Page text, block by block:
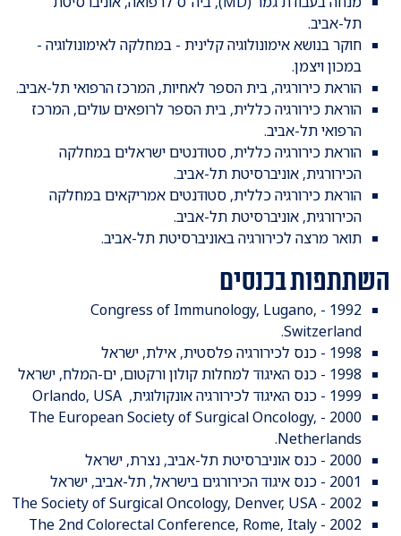
תל-אביב.
חוקר בנושא אימונולוגיה קלינית - במחלקה לאימונולוגיה -
במכון ויצמן.
הוראת כירורגיה, בית הספר לאחיות, המרכז הרפואי תל-אביב.
הוראת כירורגיה כללית, בית הספר לרופאים עולים, המרכז
הרפואי תל-אביב.
הוראת כירורגיה כללית, סטודנטים ישראלים במחלקה
הכירורגית, אוניברסיטת תל-אביב.
הוראת כירורגיה כללית, סטודנטים אמריקאים במחלקה
הכירורגית, אוניברסיטת תל-אביב.
תואר מרצה לכירורגיה באוניברסיטת תל-אביב.
השתתפות בכנסים
1992 - Congress of Immunology, Lugano,
Switzerland.
1998 - כנס לכירורגיה פלסטית, אילת, ישראל
1998 - כנס האיגוד למחלות קולון ורקטום, ים-המלח, ישראל
1999 - כנס האיגוד לכירורגיה אונקולוגית, Orlando, USA
2000 - The European Society of Surgical Oncology,
Netherlands.
2000 - כנס אוניברסיטת תל-אביב, נצרת, ישראל
2001 - כנס איגוד הכירורגים בישראל, תל-אביב, ישראל
2002 - The Society of Surgical Oncology, Denver, USA
2002 - The 2nd Colorectal Conference, Rome, Italy